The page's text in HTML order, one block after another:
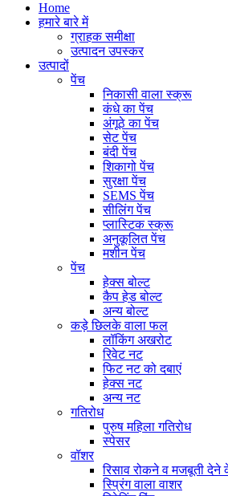
Home
हमारे बारे में
ग्राहक समीक्षा
उत्पादन उपस्कर
उत्पादों
पेंच
निकासी वाला स्क्रू
कंधे का पेंच
अंगूठे का पेंच
सेट पेंच
बंदी पेंच
शिकागो पेंच
सुरक्षा पेंच
SEMS पेंच
सीलिंग पेंच
प्लास्टिक स्क्रू
अनुकूलित पेंच
मशीन पेंच
पेंच
हेक्स बोल्ट
कैप हेड बोल्ट
अन्य बोल्ट
कड़े छिलके वाला फल
लॉकिंग अखरोट
रिवेट नट
फिट नट को दबाएं
हेक्स नट
अन्य नट
गतिरोध
पुरुष महिला गतिरोध
स्पेसर
वॉशर
रिसाव रोकने व मजबूती देने
स्प्रिंग वाला वाशर